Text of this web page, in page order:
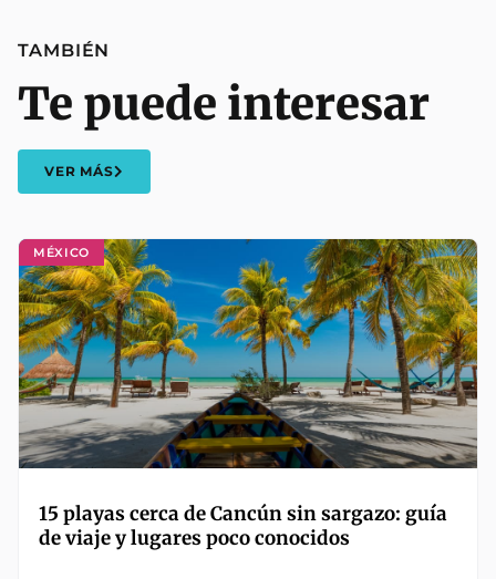
MÉXICO
15 playas cerca de Cancún sin sargazo: guía
de viaje y lugares poco conocidos
TAMBIÉN
Te puede interesar
VER MÁS